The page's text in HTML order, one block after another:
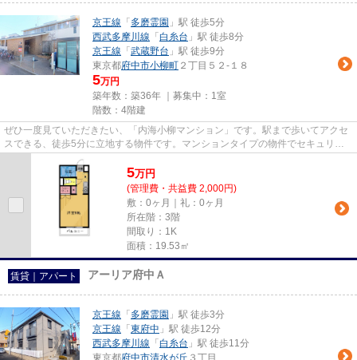
京王線 「 多磨霊園 」駅 徒歩5分
西武多摩川線 「 白糸台 」駅 徒歩8分
京王線 「 武蔵野台 」駅 徒歩9分
東京都府中市小柳町 ２丁目５２-１８
5万円
築年数：築36年 ｜募集中： 1室
階数：4階建
ぜひ一度見ていただきたい、「内海小柳マンション」です。駅まで歩いてアクセ
スできる、徒歩5分に立地する物件です。マンションタイプの物件でセキュリテ
ィ面も充実しています。周辺に...
5万円
(管理費・共益費 2,000円)
敷：0ヶ月｜礼：0ヶ月
所在階：3階
間取り：1K
面積：19.53㎡
賃貸｜アパート アーリア府中Ａ
京王線 「 多磨霊園 」駅 徒歩3分
京王線 「 東府中 」駅 徒歩12分
西武多摩川線 「 白糸台 」駅 徒歩11分
東京都府中市清水が丘 ３丁目